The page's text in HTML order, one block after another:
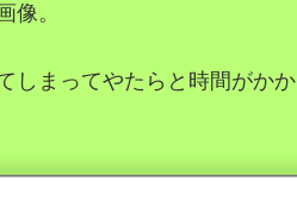
像。
しまってやたらと時間がかか